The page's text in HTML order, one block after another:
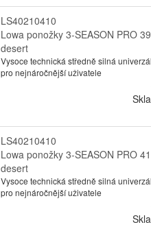
LS40210410
Lowa ponožky 3-SEASON PRO
desert
Vysoce technická středně silná
pro nejnáročnější uživatele
LS40210410
Lowa ponožky 3-SEASON PRO
desert
Vysoce technická středně silná
pro nejnáročnější uživatele